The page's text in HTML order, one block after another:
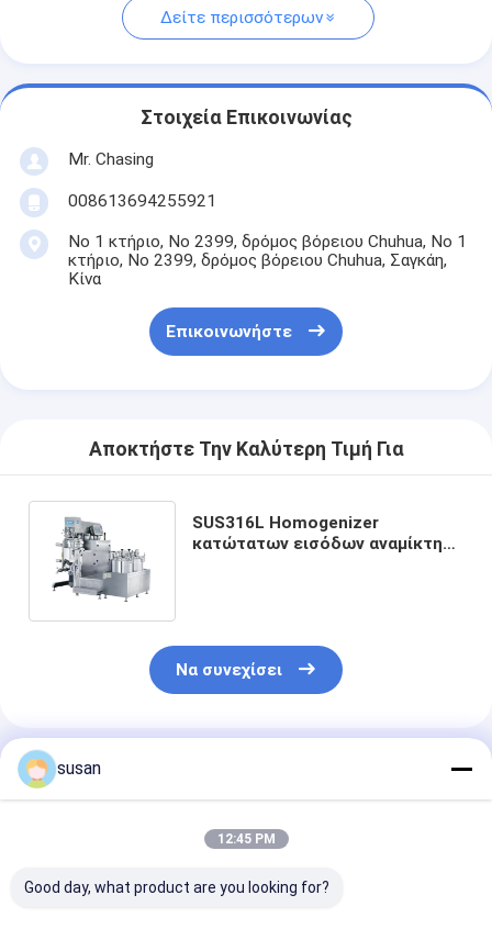
Δείτε περισσότερων
Στοιχεία Επικοινωνίας
Mr. Chasing
008613694255921
Νο 1 κτήριο, Νο 2399, δρόμος βόρειου Chuhua, Νο 1
κτήριο, Νο 2399, δρόμος βόρειου Chuhua, Σαγκάη,
Κίνα
Επικοινωνήστε
Αποκτήστε Την Καλύτερη Τιμή Για
SUS316L Homogenizer
κατώτατων εισόδων αναμίκτης
Να συνεχίσει
Συνιστώμενα Προϊόντα
susan
12:45 PM
Good day, what product are you looking for?